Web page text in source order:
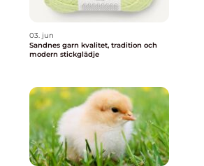
03. jun
Sandnes garn kvalitet, tradition och
modern stickglädje